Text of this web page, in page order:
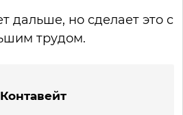
дальше, но сделает это с
трудом.